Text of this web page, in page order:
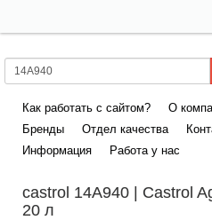
Как работать с сайтом?
О
Бренды
Отдел качества
Информация
Работа у нас
castrol 14A940 | Castrol
20 л